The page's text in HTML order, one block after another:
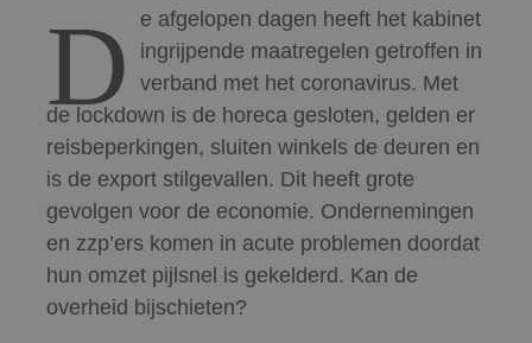
D
e afgelopen dagen heeft het kabinet
ingrijpende maatregelen getroffen in
verband met het coronavirus. Met
de lockdown is de horeca gesloten, gelden er
reisbeperkingen, sluiten winkels de deuren en
is de export stilgevallen. Dit heeft grote
gevolgen voor de economie. Ondernemingen
en zzp’ers komen in acute problemen doordat
hun omzet pijlsnel is gekelderd. Kan de
overheid bijschieten?